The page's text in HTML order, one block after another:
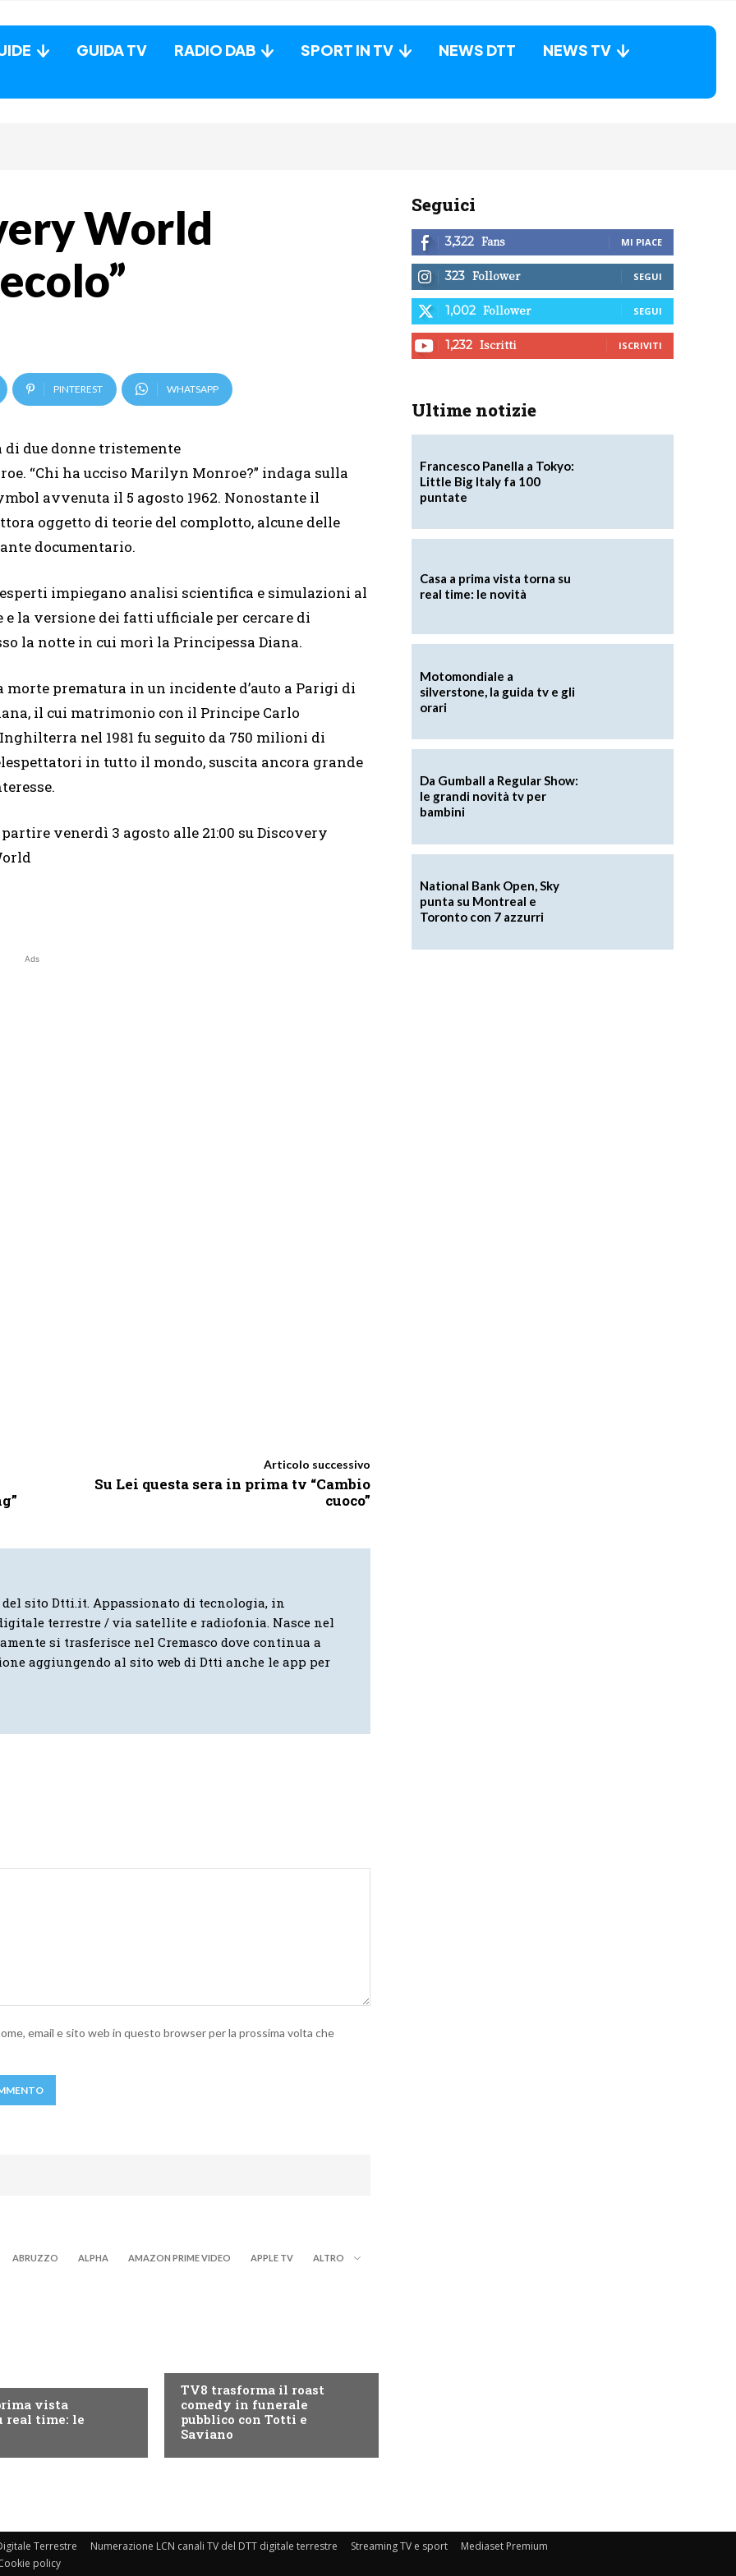
GUIDA TV RADIO DAB SPORT IN TV NEWS DTT
NEWS TV
World
PINTEREST WHATSAPP
di due donne tristemente
“Chi ha ucciso Marilyn Monroe?” indaga sulla
avvenuta il 5 agosto 1962. Nonostante il
oggetto di teorie del complotto, alcune delle
documentario.
impiegano analisi scientifica e simulazioni al
la versione dei fatti ufficiale per cercare di
la notte in cui morì la Principessa Diana.
morte prematura in un incidente d’auto a Parigi di
il cui matrimonio con il Principe Carlo
nel 1981 fu seguito da 750 milioni di
in tutto il mondo, suscita ancora grande
venerdì 3 agosto alle 21:00 su Discovery
Ads
Articolo successivo
Su Lei questa sera in prima tv “Cambio
cuoco”
sito Dtti.it. Appassionato di tecnologia, in
terrestre / via satellite e radiofonia. Nasce nel
si trasferisce nel Cremasco dove continua a
aggiungendo al sito web di Dtti anche le app per
email e sito web in questo browser per la prossima volta che
ABRUZZO ALPHA AMAZON PRIME VIDEO APPLE TV ALTRO
vista
real time: le
TV8 trasforma il roast
comedy in funerale
pubblico con Totti e
Saviano
Seguici
3,322 Fans MI PIACE
323 Follower SEGUI
1,002 Follower SEGUI
1,232 Iscritti ISCRIVITI
Ultime notizie
Francesco Panella a Tokyo:
Little Big Italy fa 100
puntate
Casa a prima vista torna su
real time: le novità
Motomondiale a
silverstone, la guida tv e gli
orari
Da Gumball a Regular Show:
le grandi novità tv per
bambini
National Bank Open, Sky
punta su Montreal e
Toronto con 7 azzurri
Terrestre Numerazione LCN canali TV del DTT digitale terrestre Streaming TV e sport
Mediaset Premium
policy